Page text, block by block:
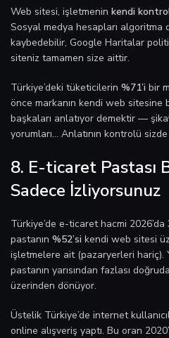
Web sitesi, işletmenin kendi
Sosyal medya hesapları algoritma
kaybedebilir, Google Haritalar
siteniz tamamen size aittir.
Türkiye’deki tüketicilerin %71’i bir
önce markanın kendi web sitesine
başkaları anlatıyor demektir —
yorumları… Anlatının kontrolü
8. E-ticaret Pastası
Sadece İzliyorsunuz
Türkiye’de e-ticaret hacmi 2026’da
pastanın %52’si kendi web sitesi
işletmelere ait (pazaryerleri hariç).
pastanın yarısından fazlası
üzerinden dönüyor.
Üstelik Türkiye’de internet
online alışveriş yaptı. Bu oran